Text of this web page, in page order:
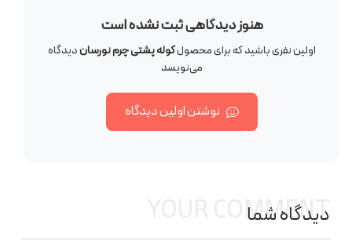
هنوز دیدگاهی ثبت نشده است
اولین نفری باشید که برای محصولکوله پشتی چرم نورساندیدگاه
می‌نویسد
نوشتن اولین دیدگاه
دیدگاه شما
YOUR COMMENT